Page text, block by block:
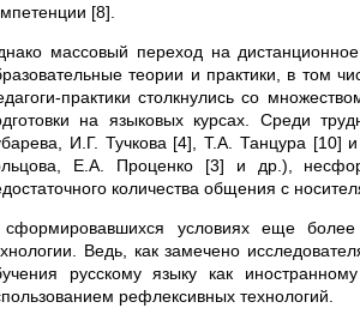
[8].
массовый переход на
теории и практики, в том
практики столкнулись со
на языковых курсах. Среди
И.Г. Тучкова [4], Т.А. Танцура [10]
Е.А. Проценко [3] и др.),
количества общения с
условиях еще
Ведь, как замечено
русскому языку как
рефлексивных технологий.